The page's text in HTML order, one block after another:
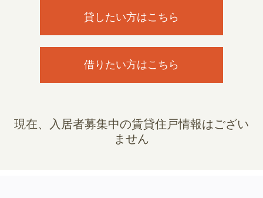
貸したい方はこちら
借りたい方はこちら
現在、入居者募集中の賃貸住戸情報はござい
ません